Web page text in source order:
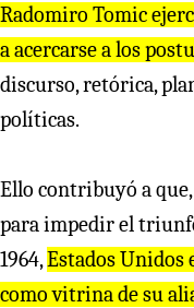
Radomiro Tomic ejer
a acercarse a los
discurso, retórica,
políticas.
Ello contribuyó a
para impedir el
1964,Estados Unidos
como vitrina de su